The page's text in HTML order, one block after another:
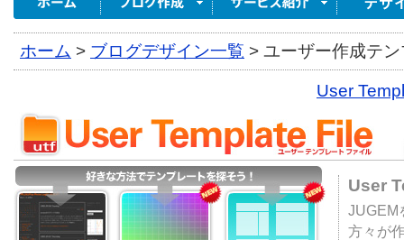
ホーム > ブログデザイン一覧 > ユーザー作成テ
User
User
JUGEM
方々が